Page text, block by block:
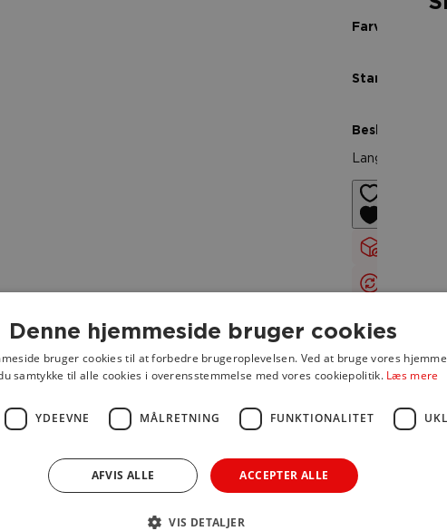
Farve
Stand
Beskrivelse
Langærmet
køber.
Denne hjemmeside bruger cookies
bruger cookies til at forbedre brugeroplevelsen. Ved at bruge vores
samtykke til alle cookies i overensstemmelse med vores cookiepolitik. Læs mere
YDEEVNE MÅLRETNING FUNKTIONALITET
ACCEPTER ALLE
AFVIS ALLE
VIS DETALJER